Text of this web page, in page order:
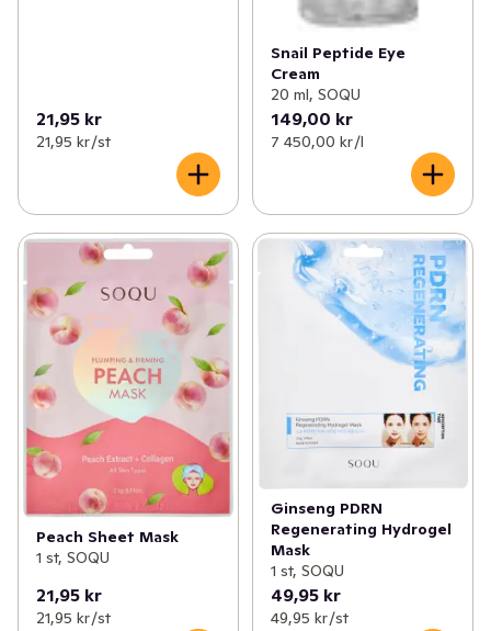
21,95 kr
21,95 kr /st
Snail Peptide Eye
Cream
20 ml, SOQU
149,00 kr
7 450,00 kr /l
Peach Sheet Mask
1 st, SOQU
21,95 kr
21,95 kr /st
Ginseng PDRN
Regenerating Hydrogel
Mask
1 st, SOQU
49,95 kr
49,95 kr /st